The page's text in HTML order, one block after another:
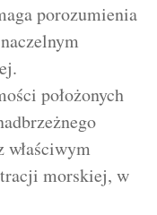
porozumienia
położonych
właściwym
morskiej, w